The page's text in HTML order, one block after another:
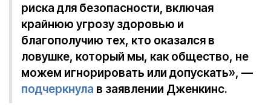
риска для безопасности, включая
крайнюю угрозу здоровью и
благополучию тех, кто оказался в
ловушке, который мы, как общество, не
можем игнорировать или допускать», —
подчеркнула в заявлении Дженкинс.